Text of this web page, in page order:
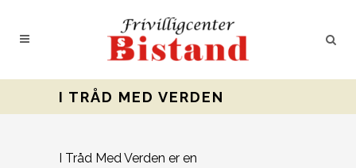
I TRÅD MED VERDEN
I Tråd Med Verden er en